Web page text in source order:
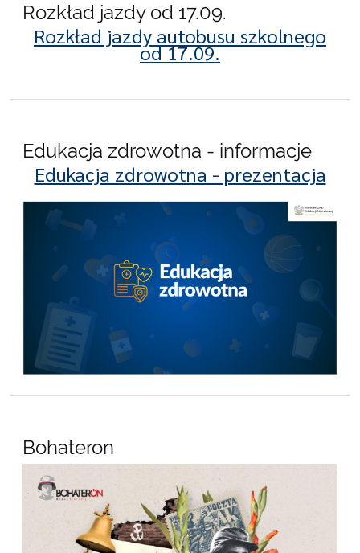
Rozkład jazdy od 17.09.
Rozkład jazdy autobusu szkolnego
od 17.09.
Edukacja zdrowotna - informacje
Edukacja zdrowotna - prezentacja
Bohateron